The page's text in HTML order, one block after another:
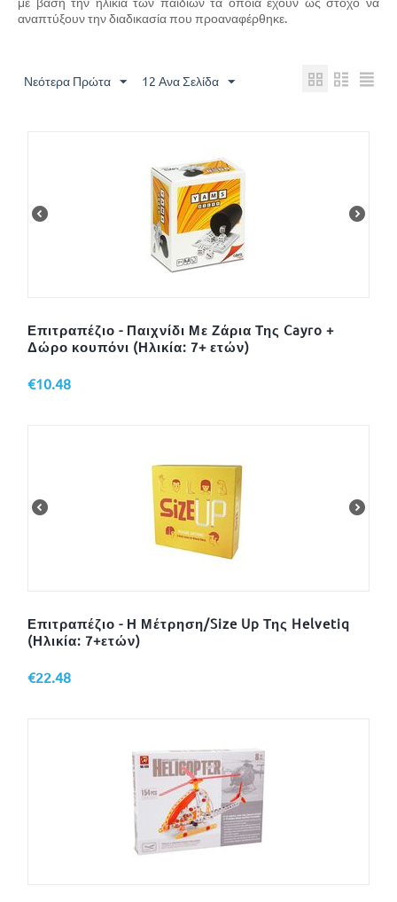
αναπτύξουν την διαδικασία που προαναφέρθηκε.
Νεότερα Πρώτα 12 Ανα Σελίδα
Επιτραπέζιο - Παιχνίδι Με Ζάρια Της Cayro +
Δώρο κουπόνι (Ηλικία: 7+ ετών)
€10.48
Επιτραπέζιο - Η Μέτρηση/Size Up Της Helvetiq
(Ηλικία: 7+ετών)
€22.48